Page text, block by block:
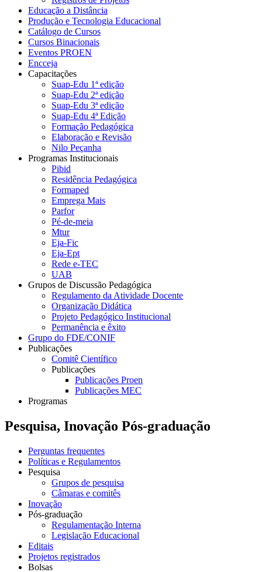
Educação a Distância
Produção e Tecnologia Educacional
Catálogo de Cursos
Cursos Binacionais
Eventos PROEN
Encceja
Capacitações
Suap-Edu 1ª edição
Suap-Edu 2ª edição
Suap-Edu 3ª edição
Suap-Edu 4ª Edição
Formação Pedagógica
Elaboração e Revisão
Nilo Peçanha
Programas Institucionais
Pibid
Residência Pedagógica
Formaped
Emprega Mais
Parfor
Pé-de-meia
Mtur
Eja-Fic
Eja-Ept
Rede e-TEC
UAB
Grupos de Discussão Pedagógica
Regulamento da Atividade Docente
Organização Didática
Projeto Pedagógico Institucional
Permanência e êxito
Grupo do FDE/CONIF
Publicações
Comitê Científico
Publicações
Publicações Proen
Publicações MEC
Programas
Pesquisa, Inovação Pós-graduação
Perguntas frequentes
Políticas e Regulamentos
Pesquisa
Grupos de pesquisa
Câmaras e comitês
Inovação
Pós-graduação
Regulamentação Interna
Legislação Educacional
Editais
Projetos registrados
Bolsas